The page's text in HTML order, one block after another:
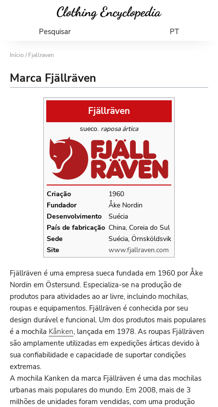
Pesquisar PT
Início / Fjallraven
Marca Fjällräven
Fjällräven
sueco. raposa ártica
Criação
1960
Fundador
Åke Nordin
Desenvolvimento
Suécia
País de fabricação China, Coreia do Sul
Sede
Suécia, Örnsköldsvik
Site
www.fjallraven.com
Fjällräven é uma empresa sueca fundada em 1960 por Åke
Nordin em Östersund. Especializa-se na produção de
produtos para atividades ao ar livre, incluindo mochilas,
roupas e equipamentos. Fjällräven é conhecida por seu
design durável e funcional. Um dos produtos mais populares
é a mochila Kånken, lançada em 1978. As roupas Fjällräven
são amplamente utilizadas em expedições árticas devido à
sua confiabilidade e capacidade de suportar condições
extremas.
A mochila Kanken da marca Fjällräven é uma das mochilas
urbanas mais populares do mundo. Em 2008, mais de 3
milhões de unidades foram vendidas, com uma produção